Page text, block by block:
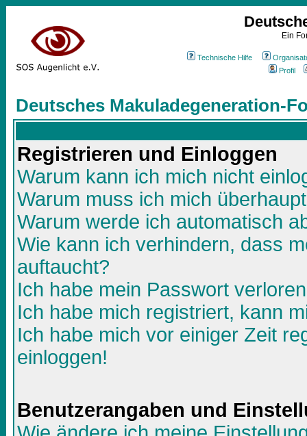
Ein
Technische Hilfe
Profil
Deutsches Makuladegeneration-
Registrieren und Einloggen
Warum kann ich mich nicht
Warum muss ich mich
Warum werde ich automatisch
Wie kann ich verhindern, dass
auftaucht?
Ich habe mein Passwort
Ich habe mich registriert, kann
Ich habe mich vor einiger Zeit
einloggen!
Benutzerangaben und